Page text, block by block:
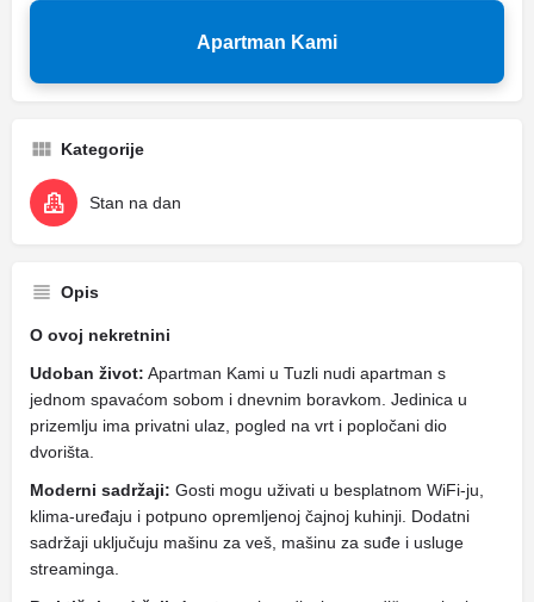
Apartman Kami
Kategorije
Stan na dan
Opis
O ovoj nekretnini
Udoban život: Apartman Kami u Tuzli nudi apartman s
jednom spavaćom sobom i dnevnim boravkom. Jedinica u
prizemlju ima privatni ulaz, pogled na vrt i popločani dio
dvorišta.
Moderni sadržaji: Gosti mogu uživati ​​u besplatnom WiFi-ju,
klima-uređaju i potpuno opremljenoj čajnoj kuhinji. Dodatni
sadržaji uključuju mašinu za veš, mašinu za suđe i usluge
streaminga.